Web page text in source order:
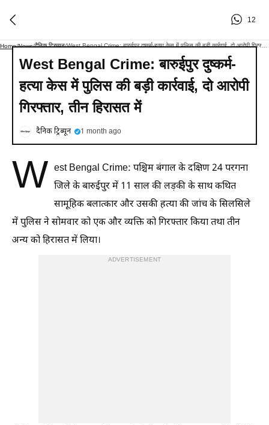
12
Home/News/दैनिक ट्रिब्यून/ West Bengal Crime: बारुईपुर दुष्कर्म-हत्या केस में पुलिस की बड़ी कार्रवाई, दो आरोपी गिरफ्तार, तीन हिरासत में
West Bengal Crime: बारुईपुर दुष्कर्म-
हत्या केस में पुलिस की बड़ी कार्रवाई, दो आरोपी
गिरफ्तार, तीन हिरासत में
दैनिक ट्रिब्यून 1 month ago
W est Bengal Crime: पश्चिम बंगाल के दक्षिण 24 परगना
जिले के बारुईपुर में 11 साल की लड़की के साथ कथित
सामूहिक बलात्कार और उसकी हत्या की जांच के सिलसिले
में पुलिस ने सोमवार को एक और व्यक्ति को गिरफ्तार किया तथा तीन
अन्य को हिरासत में लिया।
ADVERTISEMENT